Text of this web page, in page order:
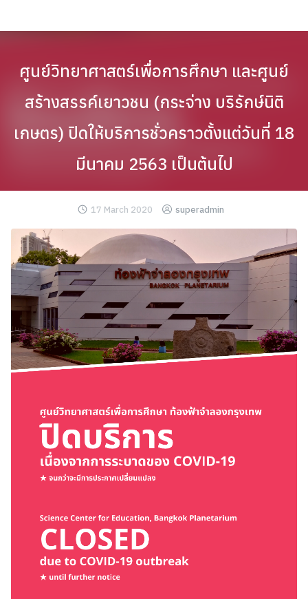
to
ศูนย์วิทยาศาสตร์เพื่อการศึกษา และศูนย์
สร้างสรรค์เยาวชน (กระจ่าง บริรักษ์นิติ
เกษตร) ปิดให้บริการชั่วคราวตั้งแต่วันที่ 18
มีนาคม 2563 เป็นต้นไป
17 March 2020 superadmin